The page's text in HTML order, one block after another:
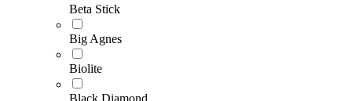
Beta Stick
Big Agnes
Biolite